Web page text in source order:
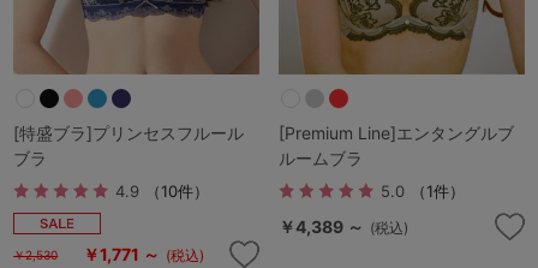
[特盛ブラ]プリンセスフルール
ブラ
4.9 （10件）
￥2,530 ￥1,771 ～ (税込)
[Premium Line]エンタングルブ
ルームブラ
5.0 （1件）
￥4,389 ～ (税込)